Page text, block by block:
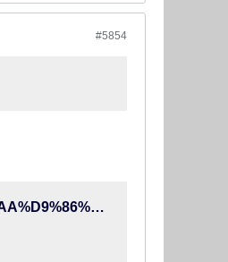
#5854
http://90tv.ir/video/166431/%D8%AC%D9%88%D8%A7%D8%A8%DB%8C%D9%87-%D8%AA%D9%86%D8%AF-%DA%A9%DB%8C%D8%B1%D9%88%D8%B4-%D8%A8%D9%87-%D8%A7%D8%AA%D9%87%D8%A7%D9%85%D8%A7%D8%AA-%D8%B9%D8%B6%D9%88-%D9%85%D8%B3%D8%AA%D8%B9%D9%81%DB%8C-%DA%A9%D9%85%DB%8C%D8%AA%D9%87-%D8%A7%D8%AE%D9%84%D8%A7%D9%82-%D9%86%D9%88%D8%AF-4-%D8%A2%D8%A8%D8%A7%D9%86